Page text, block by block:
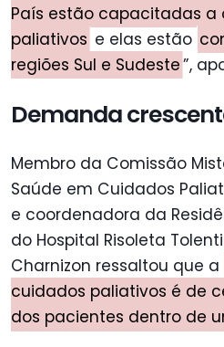
País estão capacitadas a
paliativos e elas estão
regiões Sul e Sudeste”,
Demanda
Membro da Comissão
Saúde em Cuidados
e coordenadora da
do Hospital Risoleta
Charnizon ressaltou que a
cuidados paliativos é de
dos pacientes dentro de